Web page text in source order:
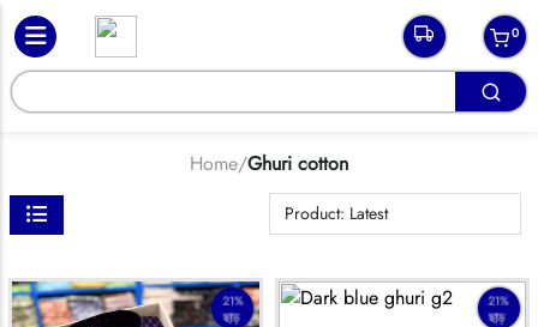
0
Home/Ghuri cotton
21%
ছাড়
21%
ছাড়